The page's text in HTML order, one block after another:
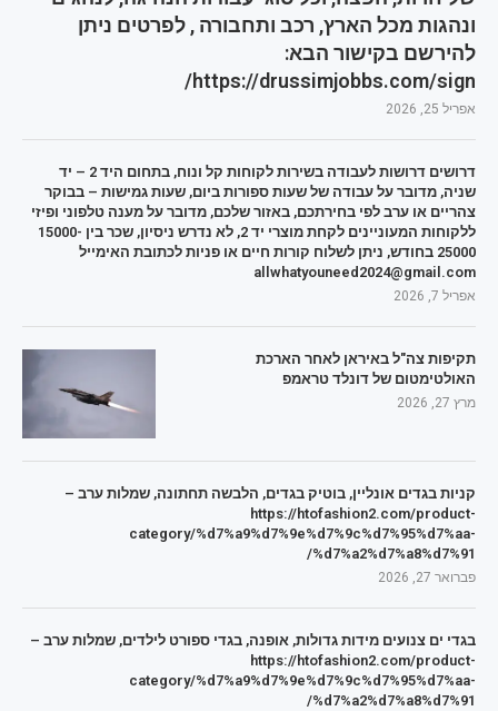
ונהגות מכל הארץ, רכב ותחבורה , לפרטים ניתן
להירשם בקישור הבא:
https://drussimjobbs.com/sign/
אפריל 25, 2026
דרושים דרושות לעבודה בשירות לקוחות קל ונוח, בתחום היד 2 – יד
שניה, מדובר על עבודה של שעות ספורות ביום, שעות גמישות – בבוקר
צהריים או ערב לפי בחירתכם, באזור שלכם, מדובר על מענה טלפוני ופיזי
ללקוחות המעוניינים לקחת מוצרי יד 2, לא נדרש ניסיון, שכר בין 15000-
25000 בחודש, ניתן לשלוח קורות חיים או פניות לכתובת האימייל
allwhatyouneed2024@gmail.com
אפריל 7, 2026
תקיפות צה"ל באיראן לאחר הארכת
האולטימטום של דונלד טראמפ
מרץ 27, 2026
קניות בגדים אונליין, בוטיק בגדים, הלבשה תחתונה, שמלות ערב –
https://htofashion2.com/product-
category/%d7%a9%d7%9e%d7%9c%d7%95%d7%aa-
%d7%a2%d7%a8%d7%91/
פברואר 27, 2026
בגדי ים צנועים מידות גדולות, אופנה, בגדי ספורט לילדים, שמלות ערב –
https://htofashion2.com/product-
category/%d7%a9%d7%9e%d7%9c%d7%95%d7%aa-
%d7%a2%d7%a8%d7%91/